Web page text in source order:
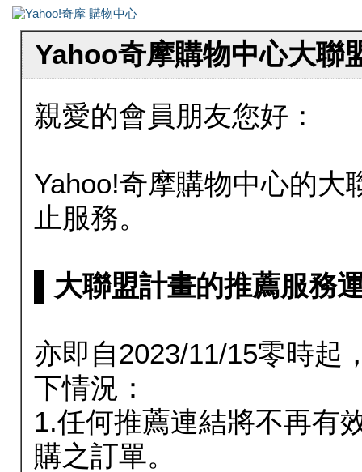
Yahoo奇摩購物中心大聯
親愛的會員朋友您好：
Yahoo!奇摩購物中心的大
止服務。
▌大聯盟計畫的推薦服務
亦即自2023/11/15零時起
下情況：
1.任何推薦連結將不再有
購之訂單。